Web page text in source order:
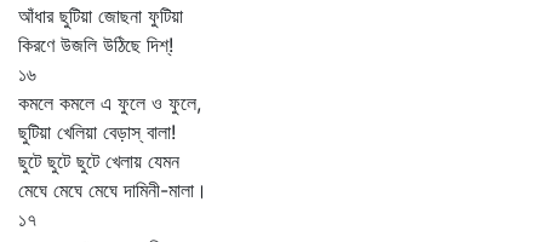
আঁধার ছুটিয়া জোছনা ফুটিয়া
কিরণে উজলি উঠিছে দিশ্‌!
১৬
কমলে কমলে এ ফুলে ও ফুলে,
ছুটিয়া খেলিয়া বেড়াস্‌ বালা!
ছুটে ছুটে ছুটে খেলায় যেমন
মেঘে মেঘে মেঘে দামিনী-মালা।
১৭